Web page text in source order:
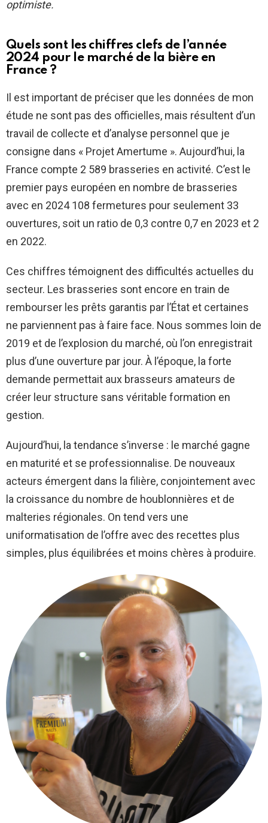
optimiste.
Quels sont les chiffres clefs de l’année
2024 pour le marché de la bière en
France ?
Il est important de préciser que les données de mon
étude ne sont pas des officielles, mais résultent d’un
travail de collecte et d’analyse personnel que je
consigne dans « Projet Amertume ». Aujourd’hui, la
France compte 2 589 brasseries en activité. C’est le
premier pays européen en nombre de brasseries
avec en 2024 108 fermetures pour seulement 33
ouvertures, soit un ratio de 0,3 contre 0,7 en 2023 et 2
en 2022.
Ces chiffres témoignent des difficultés actuelles du
secteur. Les brasseries sont encore en train de
rembourser les prêts garantis par l’État et certaines
ne parviennent pas à faire face. Nous sommes loin de
2019 et de l’explosion du marché, où l’on enregistrait
plus d’une ouverture par jour. À l’époque, la forte
demande permettait aux brasseurs amateurs de
créer leur structure sans véritable formation en
gestion.
Aujourd’hui, la tendance s’inverse : le marché gagne
en maturité et se professionnalise. De nouveaux
acteurs émergent dans la filière, conjointement avec
la croissance du nombre de houblonnières et de
malteries régionales. On tend vers une
uniformatisation de l’offre avec des recettes plus
simples, plus équilibrées et moins chères à produire.